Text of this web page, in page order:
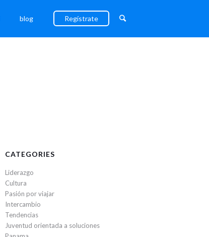
blog Regístrate
CATEGORIES
Liderazgo
Cultura
Pasión por viajar
Intercambio
Tendencias
Juventud orientada a soluciones